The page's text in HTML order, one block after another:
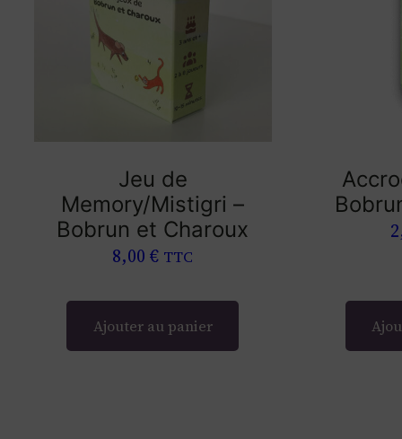
Jeu de
Memory/Mistigri –
Bobrun et Charoux
8,00€ TTC
Ajouter au panier